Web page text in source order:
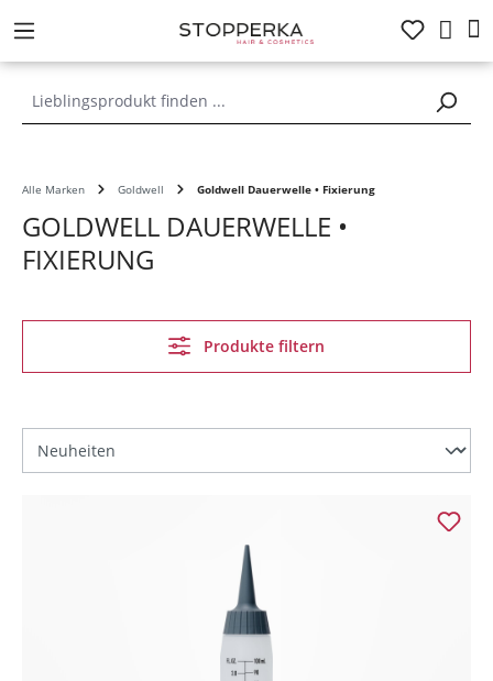
springen
Alle Marken Goldwell Goldwell Dauerwelle • Fixierung
GOLDWELL DAUERWELLE •
FIXIERUNG
Produkte filtern